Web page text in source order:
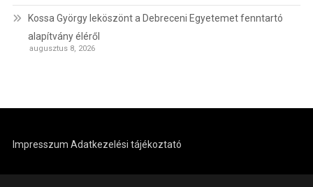
Kossa György leköszönt a Debreceni Egyetemet fenntartó
alapítvány éléről
augusztus 8, 2026
Impresszum Adatkezelési tájékoztató